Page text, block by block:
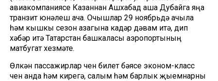
авиакомпаниясе Казаннан Ашхабад аша Дубайга яңа
транзит юнәлеш ача. Очышлар 29 ноябрьдә ачыла
һәм кышкы сезон азагына кадәр дәвам итә, дип
хәбәр итә Татарстан башкаласы аэропортының
матбугат хезмәте.
Өлкән пассажирлар өчен билет бәясе эконом-класс
өчен анда һәм кирегә, салым һәм барлык җыемнарны